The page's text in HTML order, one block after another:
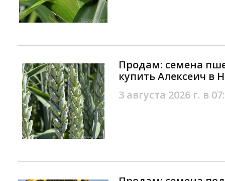
Продам: семена
купить Алексеич в
3 августа 2026 г. в